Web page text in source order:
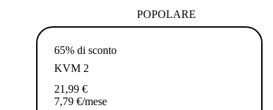
POPOLARE
65% di sconto
KVM 2
21,99 €
7,79 €/mese